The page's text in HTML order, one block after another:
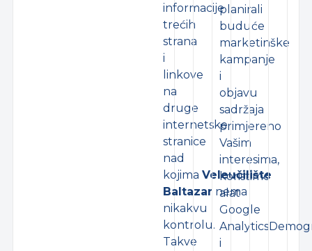
informacije
trećih
strana
i
linkove
na
druge
internetske
stranice
nad
kojima Veleučilište
Baltazar nema
nikakvu
kontrolu.
Takve
planirali
buduće
marketinške
kampanje
i
objavu
sadržaja
primjereno
Vašim
interesima,
koristimo
alat
Google
i